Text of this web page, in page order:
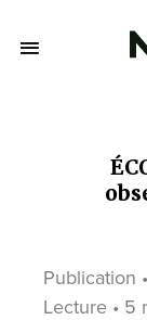
Publication
Lecture • 5